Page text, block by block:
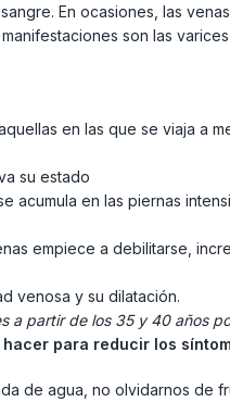
En ocasiones, las
son las
en las que se viaja a
su estado
en las piernas
empiece a debilitarse,
venosa y su dilatación.
partir de los 35 y 40 años
hacer para reducir los
de agua, no olvidarnos de